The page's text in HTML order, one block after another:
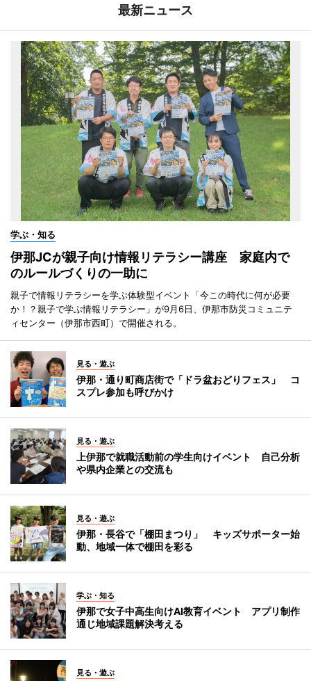
最新ニュース
学ぶ・知る
伊那JCが親子向け情報リテラシー講座 家庭内で
のルールづくりの一助に
親子で情報リテラシーを学ぶ体験型イベント「今この時代に何が必要
か！？親子で学ぶ情報リテラシー」が9月6日、伊那市防災コミュニテ
ィセンター（伊那市西町）で開催される。
見る・遊ぶ
伊那・通り町商店街で「ドラ盆おどりフェス」 コ
スプレ参加も呼びかけ
見る・遊ぶ
上伊那で就職活動前の学生向けイベント 自己分析
や県内企業との交流も
見る・遊ぶ
伊那・長谷で「棚田まつり」 キッズサポーター始
動、地域一体で棚田を彩る
学ぶ・知る
伊那で女子中高生向けAI教育イベント アプリ制作
通じ地域課題解決考える
見る・遊ぶ